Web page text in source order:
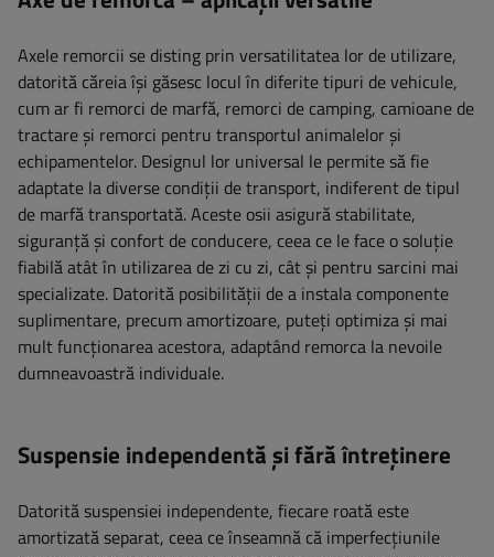
Axele remorcii se disting prin versatilitatea lor de utilizare,
datorită căreia își găsesc locul în diferite tipuri de vehicule,
cum ar fi remorci de marfă, remorci de camping, camioane de
tractare și remorci pentru transportul animalelor și
echipamentelor. Designul lor universal le permite să fie
adaptate la diverse condiții de transport, indiferent de tipul
de marfă transportată. Aceste osii asigură stabilitate,
siguranță și confort de conducere, ceea ce le face o soluție
fiabilă atât în ​​utilizarea de zi cu zi, cât și pentru sarcini mai
specializate. Datorită posibilității de a instala componente
suplimentare, precum amortizoare, puteți optimiza și mai
mult funcționarea acestora, adaptând remorca la nevoile
dumneavoastră individuale.
Suspensie independentă și fără întreținere
Datorită suspensiei independente, fiecare roată este
amortizată separat, ceea ce înseamnă că imperfecțiunile